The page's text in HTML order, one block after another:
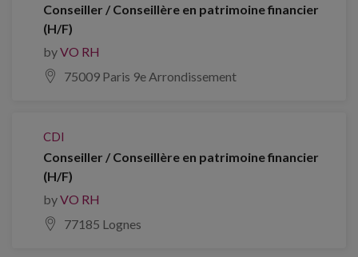
Conseiller / Conseillère en patrimoine financier
(H/F)
byVO RH
75009 Paris 9e Arrondissement
CDI
Conseiller / Conseillère en patrimoine financier
(H/F)
byVO RH
77185 Lognes